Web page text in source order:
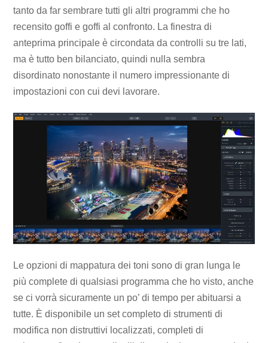
tanto da far sembrare tutti gli altri programmi che ho
recensito goffi e goffi al confronto. La finestra di
anteprima principale è circondata da controlli su tre lati,
ma è tutto ben bilanciato, quindi nulla sembra
disordinato nonostante il numero impressionante di
impostazioni con cui devi lavorare.
Le opzioni di mappatura dei toni sono di gran lunga le
più complete di qualsiasi programma che ho visto, anche
se ci vorrà sicuramente un po’ di tempo per abituarsi a
tutte. È disponibile un set completo di strumenti di
modifica non distruttivi localizzati, completi di